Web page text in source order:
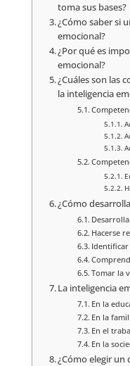
toma sus bases?
¿Cómo saber si
emocional?
¿Por qué es
emocional?
¿Cuáles son las
la inteligencia
¿Cómo
Hacerse
Identificar
Tomar la
La inteligencia
En la
En la
En el
En la
¿Cómo elegir un